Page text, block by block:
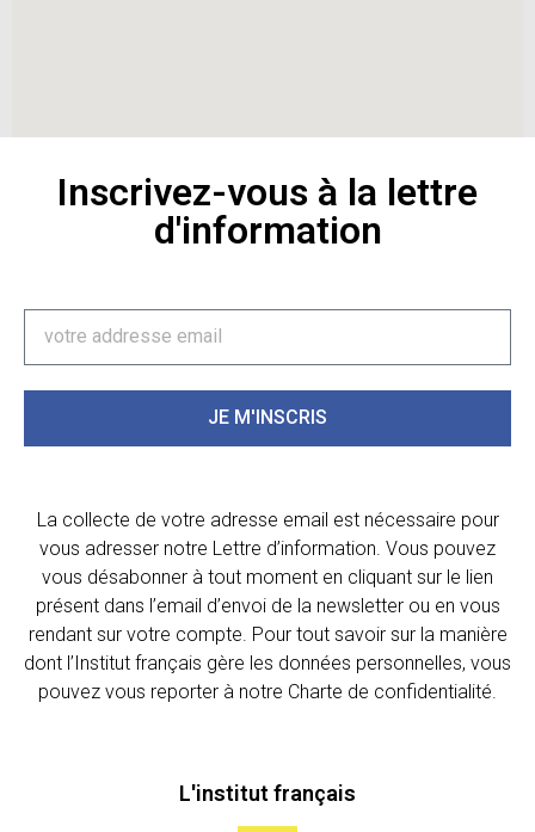
Inscrivez-vous à la lettre
d'information
JE M'INSCRIS
La collecte de votre adresse email est nécessaire pour
vous adresser notre Lettre d’information. Vous pouvez
vous désabonner à tout moment en cliquant sur le lien
présent dans l’email d’envoi de la newsletter ou en vous
rendant sur votre compte. Pour tout savoir sur la manière
dont l’Institut français gère les données personnelles, vous
pouvez vous reporter à notre Charte de confidentialité.
L'institut français